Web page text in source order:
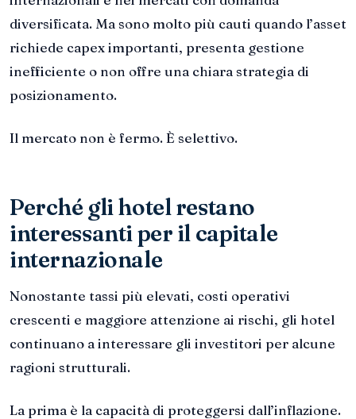
diversificata. Ma sono molto più cauti quando l’asset
richiede capex importanti, presenta gestione
inefficiente o non offre una chiara strategia di
posizionamento.
Il mercato non è fermo. È selettivo.
Perché gli hotel restano
interessanti per il capitale
internazionale
Nonostante tassi più elevati, costi operativi
crescenti e maggiore attenzione ai rischi, gli hotel
continuano a interessare gli investitori per alcune
ragioni strutturali.
La prima è la capacità di proteggersi dall’inflazione.